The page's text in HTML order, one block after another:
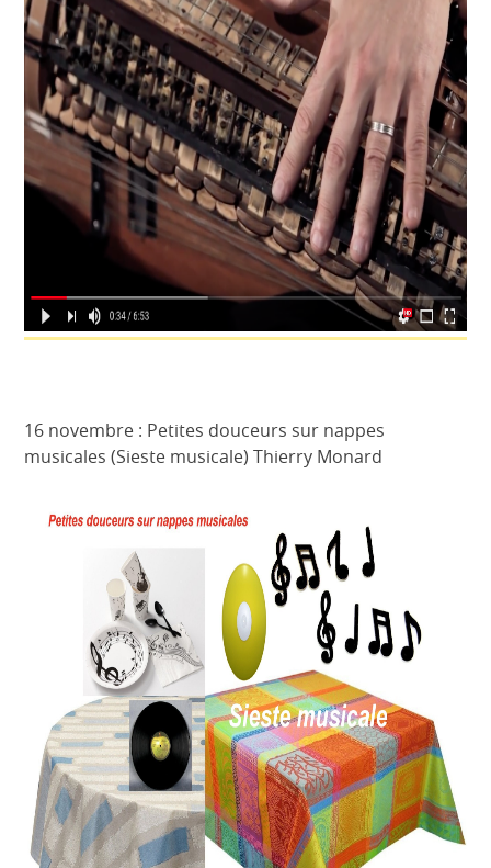
16 novembre : Petites douceurs sur nappes
musicales (Sieste musicale) Thierry Monard